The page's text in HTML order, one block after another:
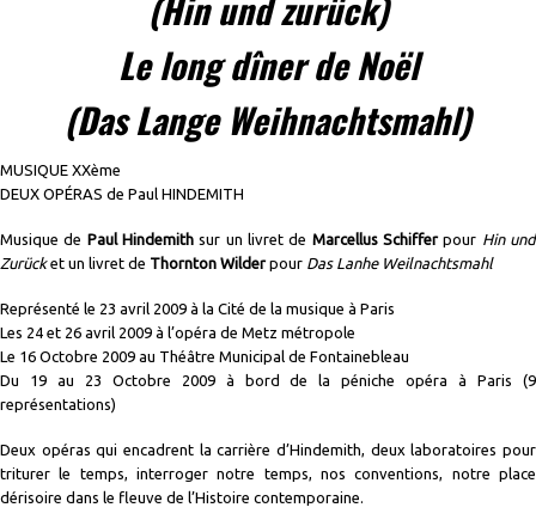
Le long dîner de Noël
(Das Lange Weihnachtsmahl)
MUSIQUE XXème
DEUX OPÉRAS de Paul HINDEMITH
Musique de Paul Hindemith sur un livret de Marcellus Schifferpour Hin und
Zurücket un livret de Thornton Wilderpour Das Lanhe Weilnachtsmahl
Représenté le 23 avril 2009 à la Cité de la musique à Paris
Les 24 et 26 avril 2009 à l’opéra de Metz métropole
Le 16 Octobre 2009 au Théâtre Municipal de Fontainebleau
Du 19 au 23 Octobre 2009 à bord de la péniche opéra à Paris (9
représentations)
Deux opéras qui encadrent la carrière d’Hindemith, deux laboratoires pour
triturer le temps, interroger notre temps, nos conventions, notre place
dérisoire dans le fleuve de l’Histoire contemporaine.